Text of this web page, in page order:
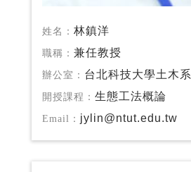
姓名： 林鎮洋
職稱： 兼任教授
辦公室： 台北科技大學土木系
開授課程： 生態工法概論
Email： jylin@ntut.edu.tw